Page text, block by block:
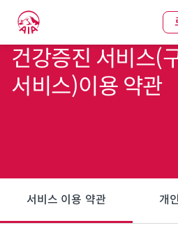
건강증진 서비스(
서비스)이용 약관
서비스 이용 약관 개